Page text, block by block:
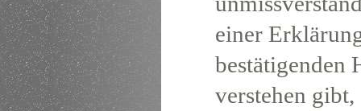
einer
bestätigenden
verstehen gibt,